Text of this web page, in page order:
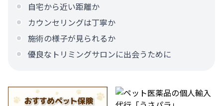
自宅から近い距離か
カウンセリングは丁寧か
施術の様子が見られるか
優良なトリミングサロンに出会うために